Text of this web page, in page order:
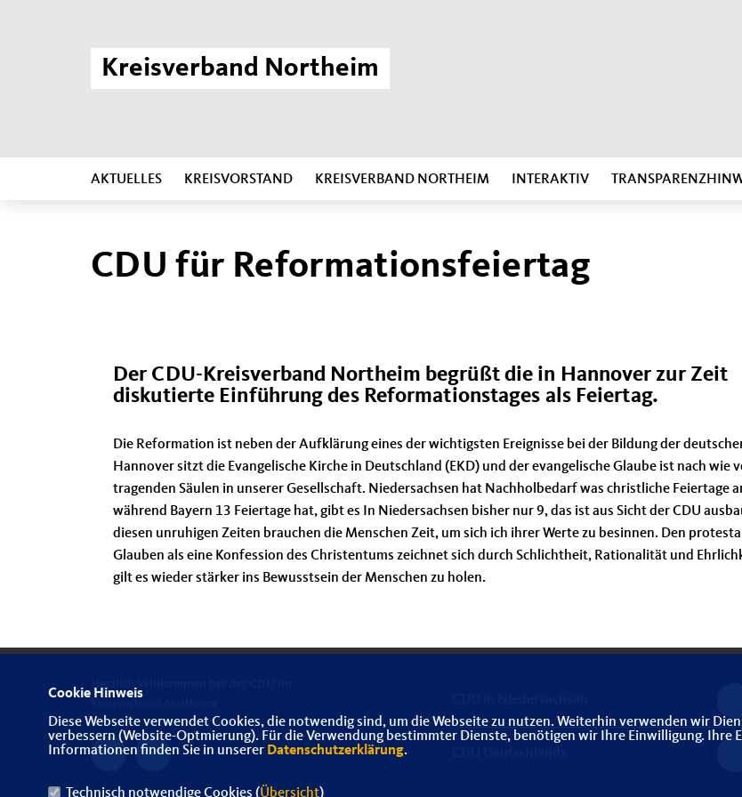
Kreisverband Northeim
AKTUELLES KREISVORSTAND KREISVERBAND NORTHEIM INTERAKTIV
CDU für Reformationsfeiertag
Der CDU-Kreisverband Northeim begrüßt die in Hannover zur Zeit
diskutierte Einführung des Reformationstages als Feiertag.
Die Reformation ist neben der Aufklärung eines der wichtigsten Ereignisse bei der Bildung der
Hannover sitzt die Evangelische Kirche in Deutschland (EKD) und der evangelische Glaube ist nach wie
tragenden Säulen in unserer Gesellschaft. Niedersachsen hat Nachholbedarf was christliche Feiertage
während Bayern 13 Feiertage hat, gibt es In Niedersachsen bisher nur 9, das ist aus Sicht der CDU
diesen unruhigen Zeiten brauchen die Menschen Zeit, um sich ich ihrer Werte zu besinnen. Den
Glauben als eine Konfession des Christentums zeichnet sich durch Schlichtheit, Rationalität und
gilt es wieder stärker ins Bewusstsein der Menschen zu holen.
Cookie Hinweis
Diese Webseite verwendet Cookies, die notwendig sind, um die Webseite zu nutzen. Weiterhin verwenden wir
verbessern (Website-Optmierung). Für die Verwendung bestimmter Dienste, benötigen wir Ihre Einwilligung. Ihre
Informationen finden Sie in unserer Datenschutzerklärung.
Technisch notwendige Cookies (Übersicht)